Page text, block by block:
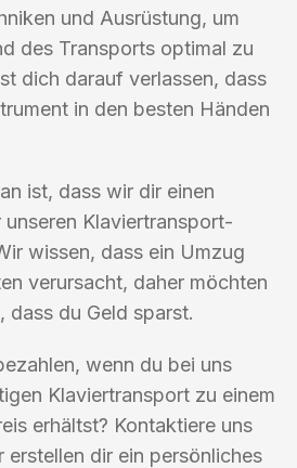
und Ausrüstung, um
des Transports optimal zu
dich darauf verlassen, dass
in den besten Händen
ist, dass wir dir einen
Klaviertransport-
wissen, dass ein Umzug
verursacht, daher möchten
dass du Geld sparst.
wenn du bei uns
Klaviertransport zu einem
erhältst? Kontaktiere uns
erstellen dir ein persönliches